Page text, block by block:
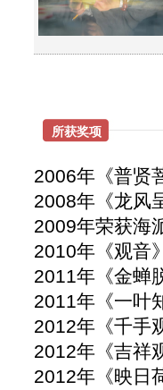
所获奖项
2006年《普贤
2008年《龙风
2009年荣获海
2010年《观音
2011年《金蝉
2011年《一叶
2012年《千手
2012年《吉祥
2012年《映日